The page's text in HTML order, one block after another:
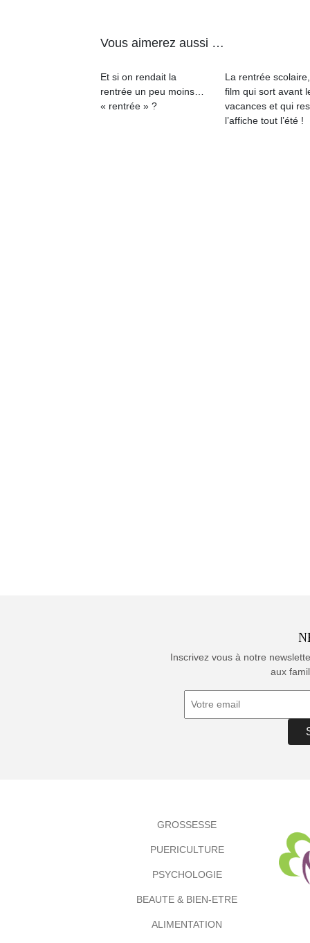
Vous aimerez aussi …
Et si on rendait la
rentrée un peu moins…
« rentrée » ?
La rentrée
film qui sort avant
vacances et qui
l’affiche tout l’été !
apprentissage…
Inscrivez vous à notre
aux
GROSSESSE
PUERICULTURE
PSYCHOLOGIE
BEAUTE & BIEN-ETRE
ALIMENTATION